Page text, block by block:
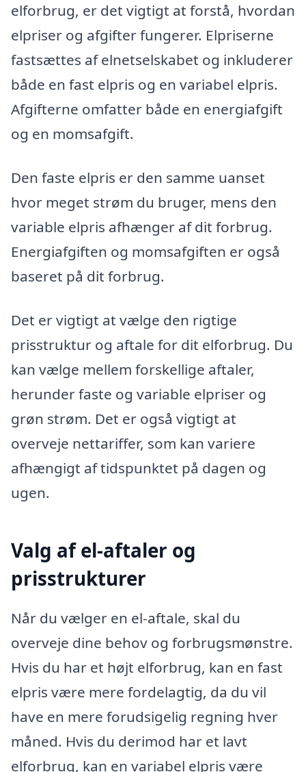
elforbrug, er det vigtigt at forstå, hvordan
elpriser og afgifter fungerer. Elpriserne
fastsættes af elnetselskabet og inkluderer
både en fast elpris og en variabel elpris.
Afgifterne omfatter både en energiafgift
og en momsafgift.
Den faste elpris er den samme uanset
hvor meget strøm du bruger, mens den
variable elpris afhænger af dit forbrug.
Energiafgiften og momsafgiften er også
baseret på dit forbrug.
Det er vigtigt at vælge den rigtige
prisstruktur og aftale for dit elforbrug. Du
kan vælge mellem forskellige aftaler,
herunder faste og variable elpriser og
grøn strøm. Det er også vigtigt at
overveje nettariffer, som kan variere
afhængigt af tidspunktet på dagen og
ugen.
Valg af el-aftaler og
prisstrukturer
Når du vælger en el-aftale, skal du
overveje dine behov og forbrugsmønstre.
Hvis du har et højt elforbrug, kan en fast
elpris være mere fordelagtig, da du vil
have en mere forudsigelig regning hver
måned. Hvis du derimod har et lavt
elforbrug, kan en variabel elpris være